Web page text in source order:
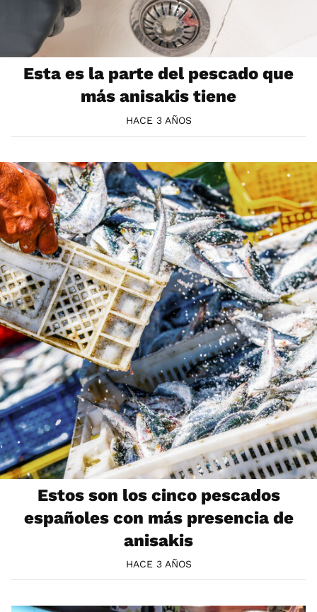
Esta es la parte del pescado que
más anisakis tiene
HACE 3 AÑOS
Estos son los cinco pescados
españoles con más presencia de
anisakis
HACE 3 AÑOS